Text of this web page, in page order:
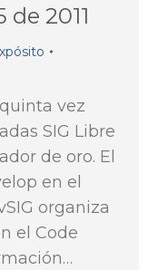
de 2011
vez
SIG Libre
de oro. El
en el
organiza
el Code